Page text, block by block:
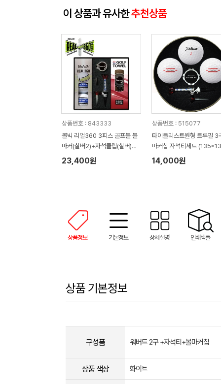
이 상품과 유사한추천상품
상품번호 : 843333
볼빅 리얼360 3피스 골프볼 볼
마커(실버2)+자석클립(실버)
+자석티(2)+골프타월 세트
23,400원
상품번호 : 515077
타이틀리스트원형 트루필 3
마커칩 자석티세트
45mm)
14,000원
상품정보 기본정보 상세설명 인쇄샘플
상품 기본정보
구성품 워버드 2구 +자석티+볼마커칩
상품 색상 화이트